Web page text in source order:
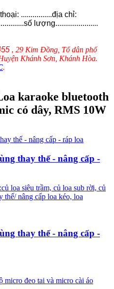
................địa chỉ:
lượng......................
, 29 Kim Đồng, Tổ dân phố
Khánh Sơn, Khánh Hòa.
.
karaoke bluetooth
có dây, RMS 10W
thay thế - nâng cấp -
loa siêu trầm, củ loa sub rời, củ
thế/ nâng cấp loa kéo, loa
thay thế - nâng cấp -